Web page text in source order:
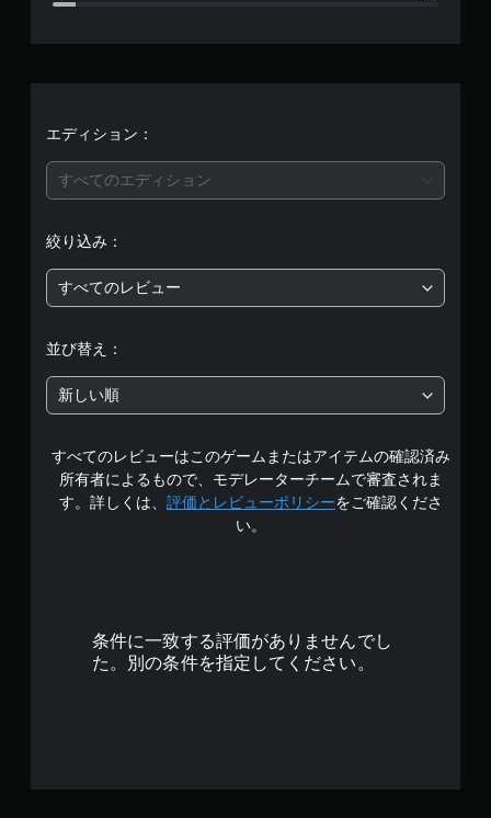
5
段
中
の
4
.
エディション：
すべてのエディション
絞り込み：
すべてのレビュー
並び替え：
新しい順
すべてのレビューはこのゲームまたはアイテムの確認済み
所有者によるもので、モデレーターチームで審査されま
す。詳しくは、 評価とレビューポリシーをご確認くださ
い。
条件に一致する評価がありませんでし
た。別の条件を指定してください。